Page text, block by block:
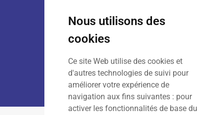
Nous utilisons des
cookies
Ce site Web utilise des cookies et
d'autres technologies de suivi pour
améliorer votre expérience de
navigation aux fins suivantes : pour
activer les fonctionnalités de base du
: 9h00 – 13h00
Dim: Fermé
LOCATION :
Lun – Ven: 7h00 – 18h00
Sam – Dim
: Fermé